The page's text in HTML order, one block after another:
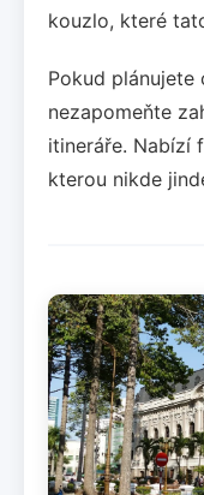
kouzlo, které
Pokud plánujete
nezapomeňte
itineráře. Nabízí
kterou nikde